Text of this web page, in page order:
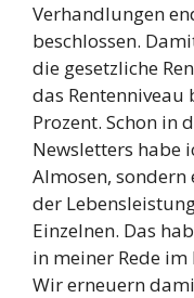
Verhandlungen
beschlossen.
die gesetzliche
das Rentenniveau
Prozent. Schon in
Newsletters habe
Almosen, sondern
der
Einzelnen. Das
in meiner Rede
Wir erneuern